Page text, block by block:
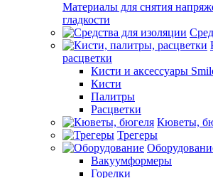
Материалы для снятия
гладкости
расцветки
Кисти и аксессуары
Кисти
Палитры
Расцветки
Кюветы,
Трегеры
Вакуумформеры
Горелки